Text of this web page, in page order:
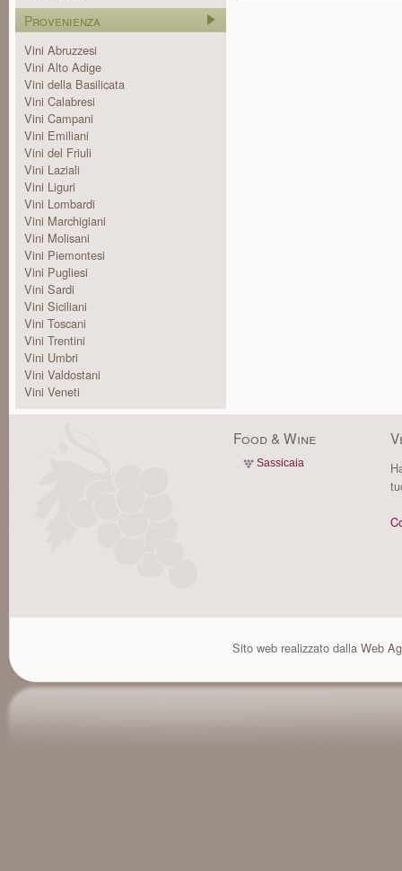
Provenienza
Vini Abruzzesi
Vini Alto Adige
Vini della Basilicata
Vini Calabresi
Vini Campani
Vini Emiliani
Vini del Friuli
Vini Laziali
Vini Liguri
Vini Lombardi
Vini Marchigiani
Vini Molisani
Vini Piemontesi
Vini Pugliesi
Vini Sardi
Vini Siciliani
Vini Toscani
Vini Trentini
Vini Umbri
Vini Valdostani
Vini Veneti
Food & Wine
Sassicaia
Sito web realizzato dalla Web